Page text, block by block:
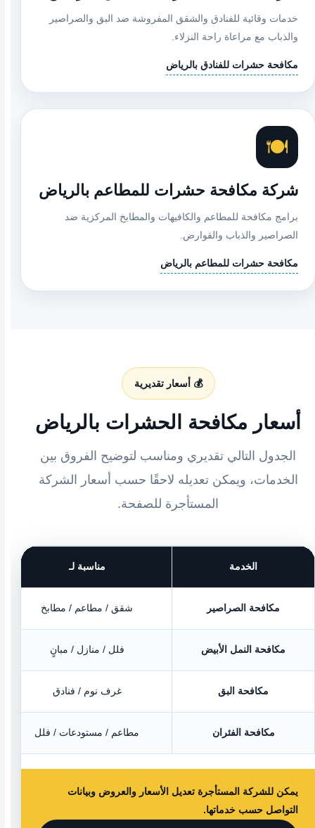
خدمات وقائية للفنادق والشقق المفروشة ضد البق والصراصير
والذباب مع مراعاة راحة النزلاء.
مكافحة حشرات للفنادق بالرياض
🍽️
شركة مكافحة حشرات للمطاعم بالرياض
برامج مكافحة للمطاعم والكافيهات والمطابخ المركزية ضد
الصراصير والذباب والقوارض.
مكافحة حشرات للمطاعم بالرياض
💰 أسعار تقديرية
أسعار مكافحة الحشرات بالرياض
الجدول التالي تقديري ومناسب لتوضيح الفروق بين
الخدمات، ويمكن تعديله لاحقًا حسب أسعار الشركة
المستأجرة للصفحة.
الخدمة مناسبة لـ
مكافحة الصراصير شقق / مطاعم / مطابخ
مكافحة النمل الأبيض فلل / منازل / مبانٍ
مكافحة البق غرف نوم / فنادق
مكافحة الفئران مطاعم / مستودعات / فلل
يمكن للشركة المستأجرة تعديل الأسعار والعروض وبيانات
التواصل حسب خدماتها.